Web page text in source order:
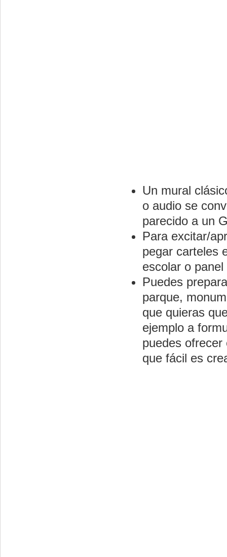
Un mural
o audio se
parecido a un
Para excitar/
pegar carteles
escolar o
Puedes
parque,
que quieras
ejemplo a
puedes
que fácil es